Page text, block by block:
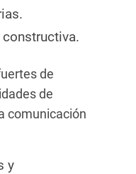
de
de
comunicación
y